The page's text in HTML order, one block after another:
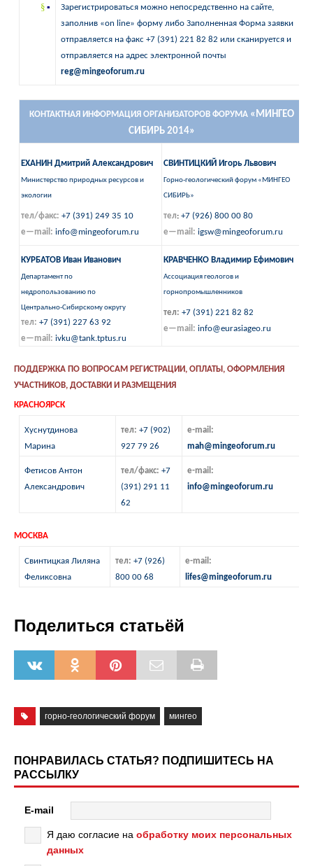
§ ▪
Зарегистрироваться можно непосредственно на сайте,
заполнив «on line» форму либо Заполненная Форма заявки
отправляется на факс +7 (391) 221 82 82 или сканируется и
отправляется на адрес электронной почты
reg@mingeoforum.ru
КОНТАКТНАЯ ИНФОРМАЦИЯ ОРГАНИЗАТОРОВ ФОРУМА «МИНГЕО
СИБИРЬ 2014»
ЕХАНИН Дмитрий Александрович
Министерство природных ресурсов и
экологии
тел/факс: +7 (391) 249 35 10
e—mail : info@mingeoforum.ru
СВИНТИЦКИЙ Игорь Львович
Горно-геологический форум «МИНГЕО
СИБИРЬ»
тел: +7 (926) 800 00 80
e—mail : igsw@mingeoforum.ru
КУРБАТОВ Иван Иванович
Департамент по
недропользованию по
Центрально-Сибирскому округу
тел: +7 (391) 227 63 92
e—mail : ivku@tank.tptus.ru
КРАВЧЕНКО Владимир Ефимович
Ассоциация геологов и
горнопромышленников
тел: +7 (391) 221 82 82
e—mail : info@eurasiageo.ru
ПОДДЕРЖКА ПО ВОПРОСАМ РЕГИСТРАЦИИ, ОПЛАТЫ, ОФОРМЛЕНИЯ
УЧАСТНИКОВ, ДОСТАВКИ И РАЗМЕЩЕНИЯ
КРАСНОЯРСК
Хуснутдинова
Марина
тел: +7 (902)
927 79 26
e-mail:
mah@mingeoforum.ru
Фетисов Антон
Александрович
тел/факс: +7
(391) 291 11
62
e-mail:
info@mingeoforum.ru
МОСКВА
Свинтицкая Лиляна
Феликсовна
тел: +7 (926)
800 00 68
e-mail:
lifes@mingeoforum.ru
Поделиться статьёй
горно-геологический форум мингео
ПОНРАВИЛАСЬ СТАТЬЯ? ПОДПИШИТЕСЬ НА
РАССЫЛКУ
E-mail
Я даю согласие на обработку моих персональных
данных